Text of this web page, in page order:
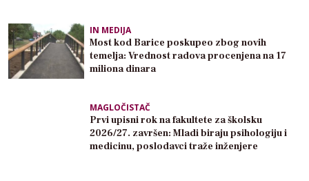
IN MEDIJA
Most kod Barice poskupeo zbog novih
temelja: Vrednost radova procenjena na 17
miliona dinara
MAGLOČISTAČ
Prvi upisni rok na fakultete za školsku
2026/27. završen: Mladi biraju psihologiju i
medicinu, poslodavci traže inženjere